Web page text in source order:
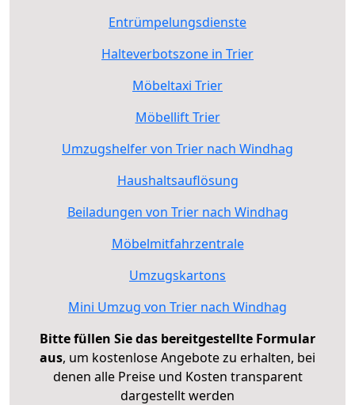
Entrümpelungsdienste
Halteverbotszone in Trier
Möbeltaxi Trier
Möbellift Trier
Umzugshelfer von Trier nach Windhag
Haushaltsauflösung
Beiladungen von Trier nach Windhag
Möbelmitfahrzentrale
Umzugskartons
Mini Umzug von Trier nach Windhag
Bitte füllen Sie das bereitgestellte Formular
aus, um kostenlose Angebote zu erhalten, bei
denen alle Preise und Kosten transparent
dargestellt werden